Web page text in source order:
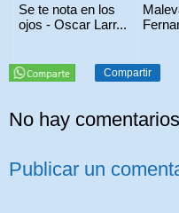
Se te nota en los
ojos - Oscar Larr...
Compartir
No hay
Publicar un